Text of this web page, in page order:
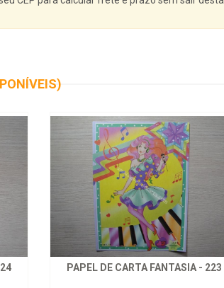
PAPEL DE CARTA FANTASIA - 223